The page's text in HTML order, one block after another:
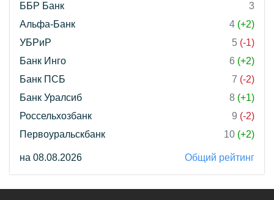
ББР Банк
3
Альфа-Банк
4 (+2)
УБРиР
5 (-1)
Банк Инго
6 (+2)
Банк ПСБ
7 (-2)
Банк Уралсиб
8 (+1)
Россельхозбанк
9 (-2)
Первоуральскбанк
10 (+2)
на 08.08.2026 Общий рейтинг